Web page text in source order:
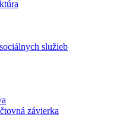
služieb
závierka